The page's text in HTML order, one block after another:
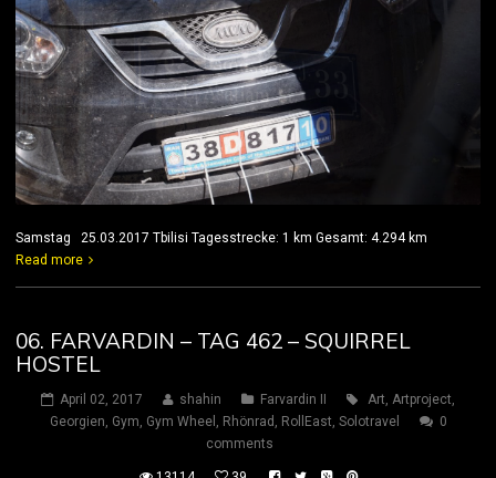
Samstag 25.03.2017 Tbilisi Tagesstrecke: 1 km Gesamt: 4.294 km
Read more
06. FARVARDIN – TAG 462 – SQUIRREL
HOSTEL
April 02, 2017 shahin Farvardin II Art, Artproject,
Georgien, Gym, Gym Wheel , Rhönrad , RollEast, Solotravel
0
comments